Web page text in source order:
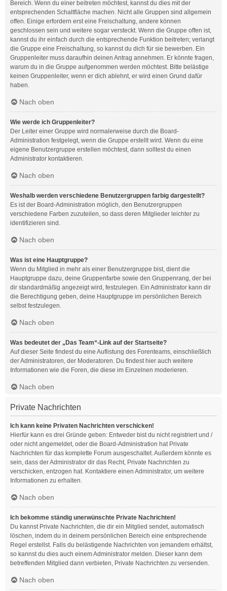
Bereich. Wenn du einer beitreten möchtest, kannst du dies mit der
entsprechenden Schaltfläche machen. Nicht alle Gruppen sind allgemein
offen. Einige erfordern erst eine Freischaltung, andere können
geschlossen sein und weitere sogar versteckt. Wenn die Gruppe offen ist,
kannst du ihr einfach durch die entsprechende Funktion beitreten; verlangt
die Gruppe eine Freischaltung, so kannst du dich für sie bewerben. Ein
Gruppenleiter muss daraufhin deinen Antrag annehmen. Er könnte fragen,
warum du in die Gruppe aufgenommen werden möchtest. Bitte belästige
keinen Gruppenleiter, wenn er dich ablehnt, er wird einen Grund dafür
haben.
Nach oben
Wie werde ich Gruppenleiter?
Der Leiter einer Gruppe wird normalerweise durch die Board-
Administration festgelegt, wenn die Gruppe erstellt wird. Wenn du eine
eigene Benutzergruppe erstellen möchtest, dann solltest du einen
Administrator kontaktieren.
Nach oben
Weshalb werden verschiedene Benutzergruppen farbig dargestellt?
Es ist der Board-Administration möglich, den Benutzergruppen
verschiedene Farben zuzuteilen, so dass deren Mitglieder leichter zu
identifizieren sind.
Nach oben
Was ist eine Hauptgruppe?
Wenn du Mitglied in mehr als einer Benutzergruppe bist, dient die
Hauptgruppe dazu, deine Gruppenfarbe sowie den Gruppenrang, der bei
dir standardmäßig angezeigt wird, festzulegen. Ein Administrator kann dir
die Berechtigung geben, deine Hauptgruppe im persönlichen Bereich
selbst festzulegen.
Nach oben
Was bedeutet der „Das Team“-Link auf der Startseite?
Auf dieser Seite findest du eine Auflistung des Forenteams, einschließlich
der Administratoren, der Moderatoren. Du findest hier auch weitere
Informationen wie die Foren, die diese im Einzelnen moderieren.
Nach oben
Private Nachrichten
Ich kann keine Privaten Nachrichten verschicken!
Hierfür kann es drei Gründe geben: Entweder bist du nicht registriert und /
oder nicht angemeldet, oder die Board-Administration hat Private
Nachrichten für das komplette Forum ausgeschaltet. Außerdem könnte es
sein, dass der Administrator dir das Recht, Private Nachrichten zu
verschicken, entzogen hat. Kontaktiere einen Administrator, um weitere
Informationen zu erhalten.
Nach oben
Ich bekomme ständig unerwünschte Private Nachrichten!
Du kannst Private Nachrichten, die dir ein Mitglied sendet, automatisch
löschen, indem du in deinem persönlichen Bereich eine entsprechende
Regel erstellst. Falls du belästigende Nachrichten von jemandem erhältst,
so kannst du dies auch einem Administrator melden. Dieser kann dem
betreffenden Mitglied dann verbieten, Private Nachrichten zu versenden.
Nach oben